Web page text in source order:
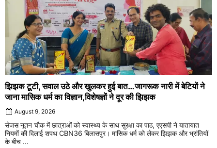
झिझक टूटी, सवाल उठे और खुलकर हुई बात…जागरूक नारी में बेटियों ने
जाना मासिक धर्म का विज्ञान,विशेषज्ञों ने दूर की झिझक
August 9, 2026
सेजस नूतन चौक में छात्राओं को स्वास्थ्य के साथ सुरक्षा का पाठ, एएसपी ने यातायात
नियमों की दिलाई शपथ CBN36 बिलासपुर। मासिक धर्म को लेकर झिझक और भ्रांतियों
के बीच ...